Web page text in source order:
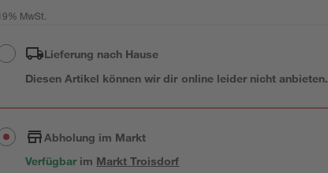
MwSt.
Lieferung nach Hause
Diesen Artikel können wir dir online leider nicht anbieten.
Abholung im Markt
Verfügbar im MarktTroisdorf